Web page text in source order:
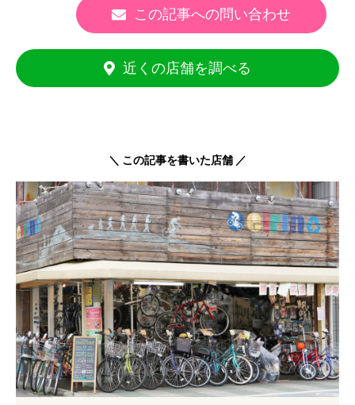
この記事への問い合わせ
近くの店舗を調べる
＼ この記事を書いた店舗 ／